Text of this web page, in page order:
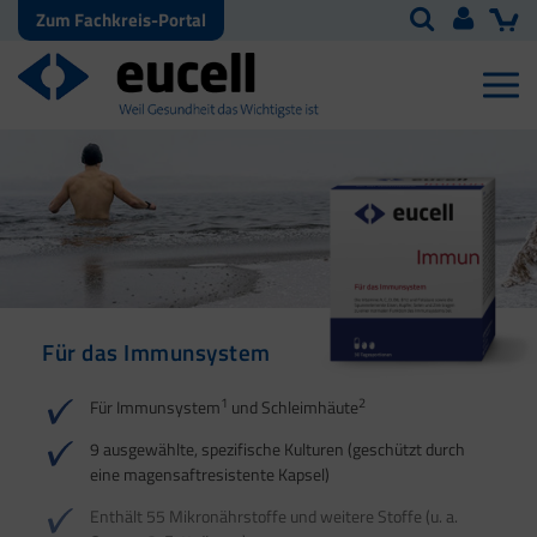
Zum Fachkreis-Portal
Für das Immunsystem
Für Immunsystem1 und Schleimhäute2
9 ausgewählte, spezifische Kulturen (geschützt durch
eine magensaftresistente Kapsel)
Enthält 55 Mikronährstoffe und weitere Stoffe (u. a.
Für Haut, Haare und
4
Für Ihre natürliche